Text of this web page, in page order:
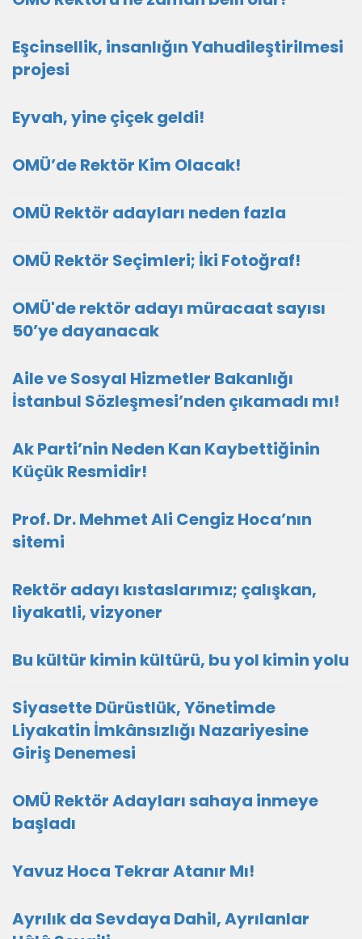
Eşcinsellik, insanlığın Yahudileştirilmesi
projesi
Eyvah, yine çiçek geldi!
OMÜ’de Rektör Kim Olacak!
OMÜ Rektör adayları neden fazla
OMÜ Rektör Seçimleri; İki Fotoğraf!
OMÜ'de rektör adayı müracaat sayısı
50’ye dayanacak
Aile ve Sosyal Hizmetler Bakanlığı
İstanbul Sözleşmesi’nden çıkamadı mı!
Ak Parti’nin Neden Kan Kaybettiğinin
Küçük Resmidir!
Prof. Dr. Mehmet Ali Cengiz Hoca’nın
sitemi
Rektör adayı kıstaslarımız; çalışkan,
liyakatli, vizyoner
Bu kültür kimin kültürü, bu yol kimin yolu
Siyasette Dürüstlük, Yönetimde
Liyakatin İmkânsızlığı Nazariyesine
Giriş Denemesi
OMÜ Rektör Adayları sahaya inmeye
başladı
Yavuz Hoca Tekrar Atanır Mı!
Ayrılık da Sevdaya Dahil, Ayrılanlar